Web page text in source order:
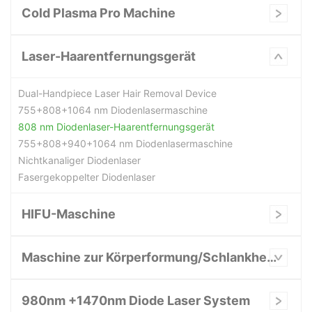
Cold Plasma Pro Machine
Laser-Haarentfernungsgerät
Dual-Handpiece Laser Hair Removal Device
755+808+1064 nm Diodenlasermaschine
808 nm Diodenlaser-Haarentfernungsgerät
755+808+940+1064 nm Diodenlasermaschine
Nichtkanaliger Diodenlaser
Fasergekoppelter Diodenlaser
HIFU-Maschine
Maschine zur Körperformung/Schlankheitskur
980nm +1470nm Diode Laser System